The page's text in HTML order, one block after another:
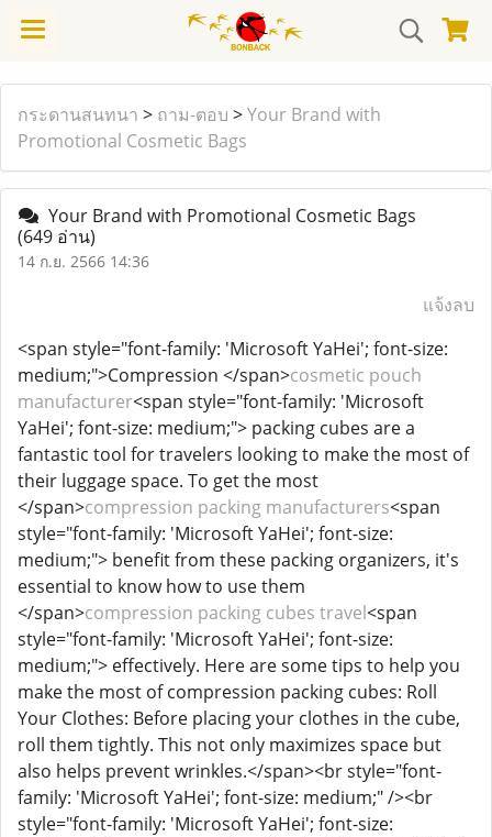
กระดานสนทนา > ถาม-ตอบ >Your Brand with
Promotional Cosmetic Bags
Your Brand with Promotional Cosmetic Bags
(649 อ่าน)
14 ก.ย. 2566 14:36
แจ้งลบ
<span style="font-family: 'Microsoft YaHei'; font-size:
medium;">Compression </span>cosmetic pouch
manufacturer<span style="font-family: 'Microsoft
YaHei'; font-size: medium;"> packing cubes are a
fantastic tool for travelers looking to make the most of
their luggage space. To get the most
</span>compression packing manufacturers<span
style="font-family: 'Microsoft YaHei'; font-size:
medium;"> benefit from these packing organizers, it's
essential to know how to use them
</span>compression packing cubes travel<span
style="font-family: 'Microsoft YaHei'; font-size:
medium;"> effectively. Here are some tips to help you
make the most of compression packing cubes: Roll
Your Clothes: Before placing your clothes in the cube,
roll them tightly. This not only maximizes space but
also helps prevent wrinkles.</span><br style="font-
family: 'Microsoft YaHei'; font-size: medium;" /><br
style="font-family: 'Microsoft YaHei'; font-size: